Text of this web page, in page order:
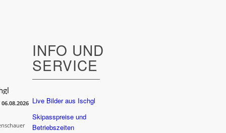
INFO UND
SERVICE
Live Bilder aus Ischgl
Skipasspreise und
Betriebszeiten